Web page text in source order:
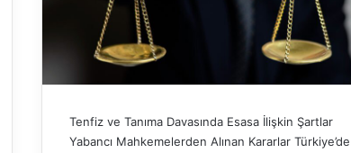
Tenfiz ve Tanıma Davasında Esasa İlişkin Şartlar
Yabancı Mahkemelerden Alınan Kararlar Türkiye’de